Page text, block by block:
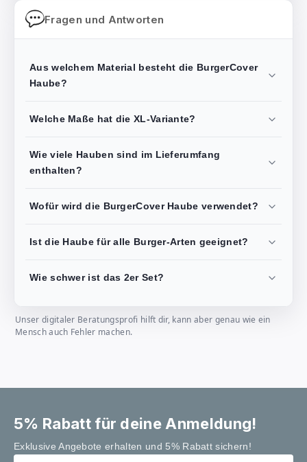
Fragen und Antworten
Aus welchem Material besteht die BurgerCover
Haube?
Welche Maße hat die XL-Variante?
Wie viele Hauben sind im Lieferumfang
enthalten?
Wofür wird die BurgerCover Haube verwendet?
Ist die Haube für alle Burger-Arten geeignet?
Wie schwer ist das 2er Set?
Unser digitaler Beratungsprofi hilft dir, kann aber genau wie ein
Mensch auch Fehler machen.
5% Rabatt für deine Anmeldung!
Exklusive Angebote erhalten und 5% Rabatt sichern!